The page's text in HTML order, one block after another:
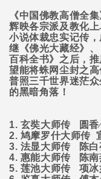
《中国佛教高僧全
辉映各宗派及教化
小说体裁忠实记传
继《佛光大藏经》
百科全书》之后，
望能将蛛网尘封之
普照三千世界迷茫
的黑暗角落！
1. 玄奘大师传
圆香
2. 鸠摩罗什大师传
3. 法显大师传
陈白
4. 惠能大师传
陈南
5. 莲池大师传
项冰